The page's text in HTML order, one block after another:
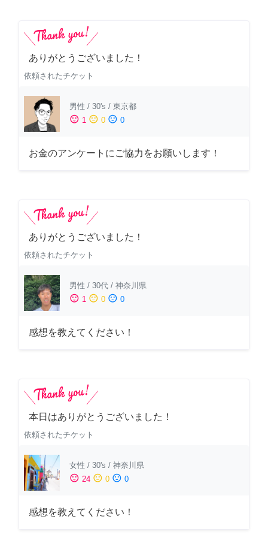
ありがとうございました！
依頼されたチケット
男性 / 30's / 東京都
sentiment_satisfied 1 sentiment_neutral 0 sentiment_dissatisfied 0
お金のアンケートにご協力をお願いします！
ありがとうございました！
依頼されたチケット
男性 / 30代 / 神奈川県
sentiment_satisfied 1 sentiment_neutral 0 sentiment_dissatisfied 0
感想を教えてください！
本日はありがとうございました！
依頼されたチケット
女性 / 30's / 神奈川県
sentiment_satisfied 24 sentiment_neutral 0 sentiment_dissatisfied 0
感想を教えてください！